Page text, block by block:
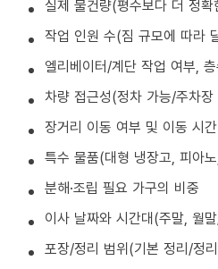
실제 물건량(평수보다 더 정확
작업 인원 수(짐 규모에 따라
엘리베이터/계단 작업 여부,
차량 접근성(정차 가능/주차
장거리 이동 여부 및 이동 시간
특수 물품(대형 냉장고, 피아
분해·조립 필요 가구의 비중
이사 날짜와 시간대(주말, 월
포장/정리 범위(기본 정리/정